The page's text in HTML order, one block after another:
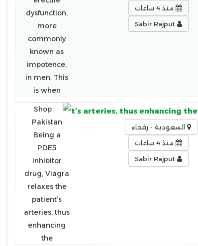
منذ 4 ساعات
the patient’s arteries, thus enhancing the
السعودية - رفحاء
منذ 4 ساعات